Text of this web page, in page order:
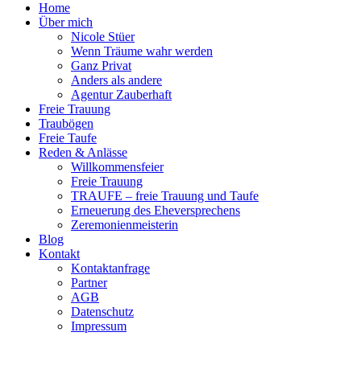
Home
Über mich
Nicole Stüer
Wenn Träume wahr werden
Ganz Privat
Anders als andere
Agentur Zauberhaft
Freie Trauung
Traubögen
Freie Taufe
Reden & Anlässe
Willkommensfeier
Freie Trauung
TRAUFE – freie Trauung und Taufe
Erneuerung des Eheversprechens
Zeremonienmeisterin
Blog
Kontakt
Kontaktanfrage
Partner
AGB
Datenschutz
Impressum